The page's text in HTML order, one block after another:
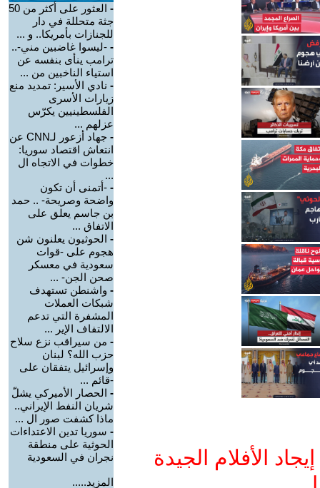
الأفلام الجيدة
-
العثور على أكثر من 50
جثة متحللة في دار
للجنازات بأمريكا.. و ...
- -ليسوا غاضبين مني-..
ترامب ينأى بنفسه عن
استياء الناخبين من ...
- نادي الأسير: تمديد منع
زيارات الأسرى
الفلسطينيين يكرّس
عزلهم ...
-
جهاد أزعور لـCNN عن
انتعاش اقتصاد سوريا:
خطوات في الاتجاه ال
...
- -أتمنى أن تكون
واضحة وصريحة- .. حمد
بن جاسم يعلق على
الاتفاق ...
- الحوثيون يعلنون شن
هجوم على -قوات
سعودية في معسكر
صحن الجن- ...
- واشنطن تستهدف
شبكات العملات
المشفرة التي تدعم
الالتفاف الإير ...
- من سيراقب نزع سلاح
حزب الله؟ لبنان
وإسرائيل يتفقان على
-قائم ...
- الحصار الأميركي يشلّ
شريان النفط الإيراني..
ماذا كشفت صور ال ...
- سوريا تدين الاعتداءات
الحوثية على منطقة
نجران في السعودية
المزيد.....